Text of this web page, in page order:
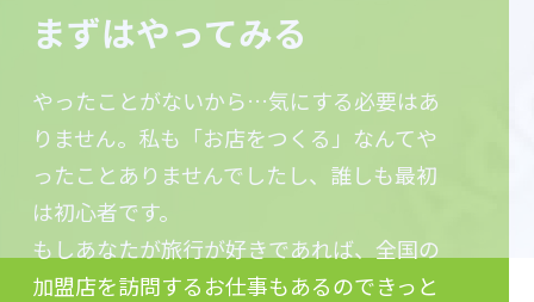
まずはやってみる
やったことがないから…気にする必要はあ
りません。私も「お店をつくる」なんてや
ったことありませんでしたし、誰しも最初
は初心者です。
もしあなたが旅行が好きであれば、全国の
加盟店を訪問するお仕事もあるのできっと